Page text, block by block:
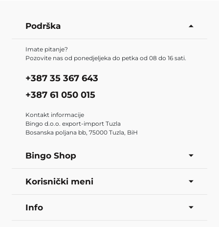
Podrška
Imate pitanje?
Pozovite nas od ponedjeljeka do petka od 08 do 16 sati.
+387 35 367 643
+387 61 050 015
Kontakt informacije
Bingo d.o.o. export-import Tuzla
Bosanska poljana bb, 75000 Tuzla, BiH
Bingo Shop
Korisnički meni
Info